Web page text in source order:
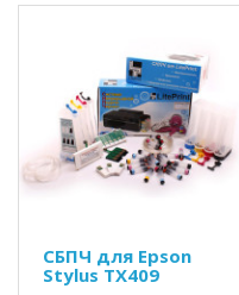
СБПЧ для Epson
Stylus TX409